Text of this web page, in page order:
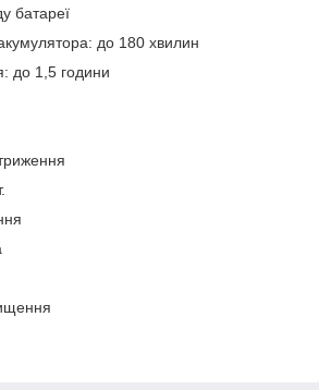
батареї
до 180 хвилин
до 1,5 години